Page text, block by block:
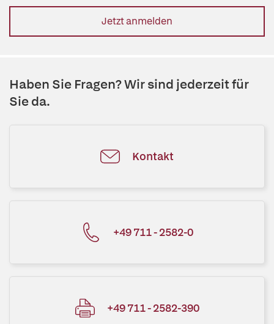
Jetzt anmelden
Haben Sie Fragen? Wir sind jederzeit für
Sie da.
Kontakt
+49 711 - 2582-0
+49 711 - 2582-390